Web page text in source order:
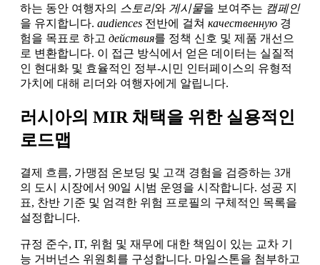
하는 동안 여행자의 스토리와 게시물을 보여주는 캠페인
을 유지합니다. audiences 전반에 걸쳐 качественную 경
험을 목표로 하고 действия를 정책 신호 및 제품 개선으
로 변환합니다. 이 접근 방식에서 얻은 데이터는 실질적
인 현대화 및 효율적인 정부-시민 인터페이스의 유형적
가치에 대해 리더와 여행자에게 알립니다.
러시아의 MIR 채택을 위한 실용적인
로드맵
결제 흐름, 가맹점 온보딩 및 고객 경험을 검증하는 3개
의 도시 시장에서 90일 시범 운영을 시작합니다. 성공 지
표, 찬반 기준 및 엄격한 위험 프로필의 구체적인 목록을
설정합니다.
규정 준수, IT, 위험 및 재무에 대한 책임이 있는 교차 기
능 거버넌스 위원회를 구성합니다. 마일스톤을 첨부하고